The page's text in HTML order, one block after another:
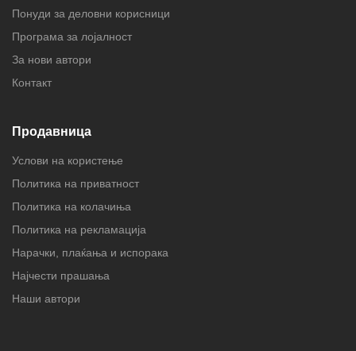
Понуди за деловни корисници
Програма за лојалност
За нови автори
Контакт
Продавница
Услови на користење
Политика на приватност
Политика на колачиња
Политика на рекламација
Нарачки, плаќања и испорака
Најчести прашања
Наши автори